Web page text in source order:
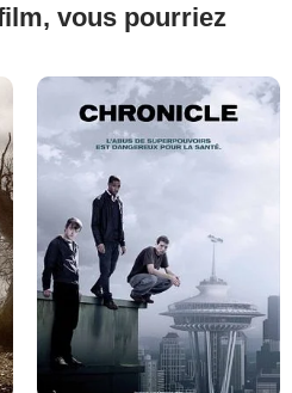
vous pourriez